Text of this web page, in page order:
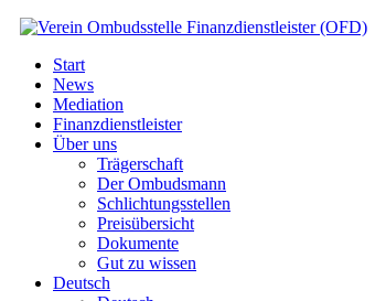
Start
News
Mediation
Finanzdienstleister
Über uns
Trägerschaft
Der Ombudsmann
Schlichtungsstellen
Preisübersicht
Dokumente
Gut zu wissen
Deutsch